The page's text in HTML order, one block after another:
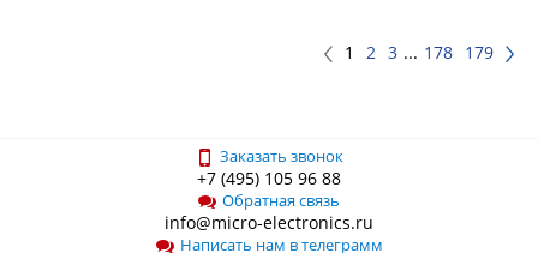
1 2 3 ... 178 179
Заказать звонок
+7 (495) 105 96 88
Обратная связь
info@micro-electronics.ru
Написать нам в телеграмм